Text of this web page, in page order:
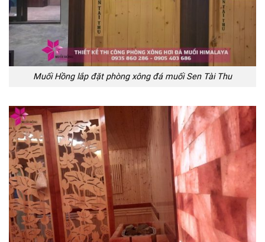
Muối Hồng lắp đặt phòng xông đá muối Sen Tài Thu